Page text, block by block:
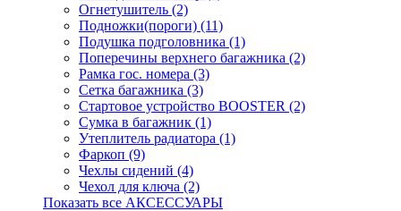
Огнетушитель (2)
Подножки(пороги) (11)
Подушка подголовника (1)
Поперечины верхнего багажника (2)
Рамка гос. номера (3)
Сетка багажника (3)
Стартовое устройство BOOSTER (2)
Сумка в багажник (1)
Утеплитель радиатора (1)
Фаркоп (9)
Чехлы сидений (4)
Чехол для ключа (2)
Показать все АКСЕССУАРЫ